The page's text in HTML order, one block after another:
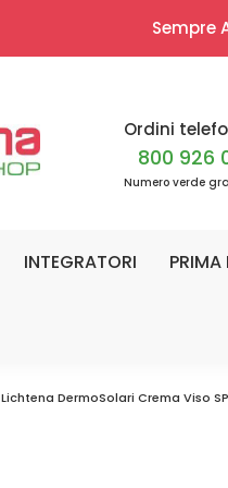
Sempre
Ordini
800 926
Numero verde
INTEGRATORI PRIMA
Lichtena DermoSolari Crema Viso